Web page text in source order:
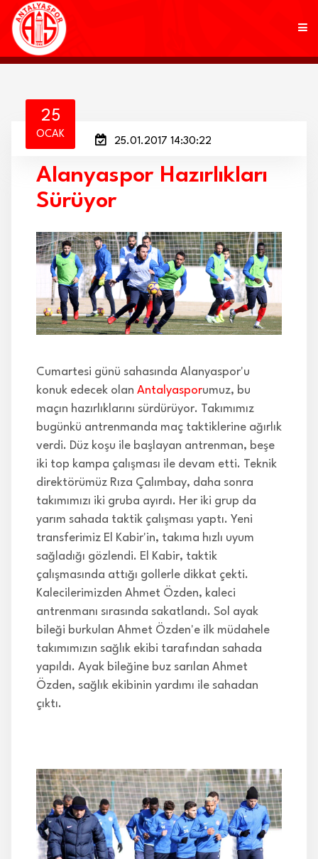
KULÜP
AKADEMİ
MARKALAR
TARAFTAR
BRANŞLAR
HABERLER
25
OCAK
25.01.2017 14:30:22
Alanyaspor Hazırlıkları
Sürüyor
Cumartesi günü sahasında Alanyaspor'u
konuk edecek olan Antalyasporumuz, bu
maçın hazırlıklarını sürdürüyor. Takımımız
bugünkü antrenmanda maç taktiklerine ağırlık
verdi. Düz koşu ile başlayan antrenman, beşe
iki top kampa çalışması ile devam etti. Teknik
direktörümüz Rıza Çalımbay, daha sonra
takımımızı iki gruba ayırdı. Her iki grup da
yarım sahada taktik çalışması yaptı. Yeni
transferimiz El Kabir'in, takıma hızlı uyum
sağladığı gözlendi. El Kabir, taktik
çalışmasında attığı gollerle dikkat çekti.
Kalecilerimizden Ahmet Özden, kaleci
antrenmanı sırasında sakatlandı. Sol ayak
bileği burkulan Ahmet Özden'e ilk müdahele
takımımızın sağlık ekibi tarafından sahada
yapıldı. Ayak bileğine buz sarılan Ahmet
Özden, sağlık ekibinin yardımı ile sahadan
çıktı.